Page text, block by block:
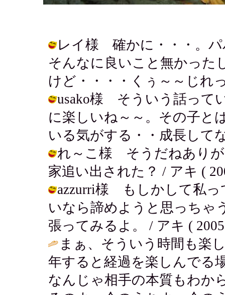
レイ様 確かに・・・。パ
そんなに良いこと無かった
けど・・・・くぅ～～じれ
usako様 そういう話って
に楽しいね～～。その子と
いる気がする・・成長して
れ～こ様 そうだねありが
家追い出された？ / アキ (
azzurri様 もしかして私っ
いなら諦めようと思っちゃ
張ってみるよ。 / アキ (
まぁ、そういう時間も楽
年すると経過を楽しんでる
なんじゃ相手の本質もわか